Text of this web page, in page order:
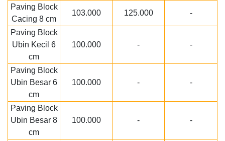
Paving Block
Cacing 8 cm
103.000 125.000 -
Paving Block
Ubin Kecil 6
cm
100.000 - -
Paving Block
Ubin Besar 6
cm
100.000 - -
Paving Block
Ubin Besar 8
cm
100.000 - -